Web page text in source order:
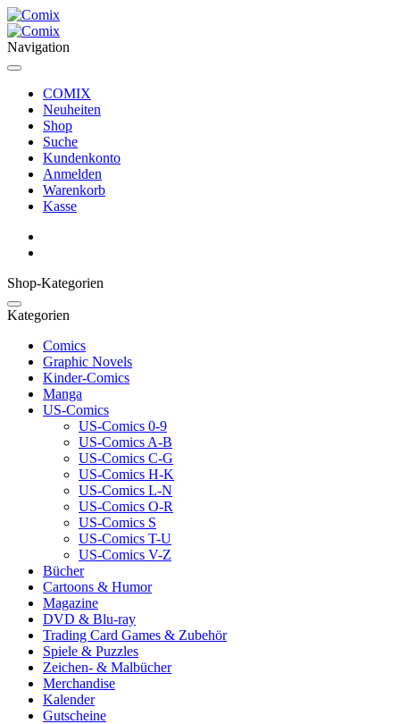
Navigation
COMIX
Neuheiten
Shop
Suche
Kundenkonto
Anmelden
Warenkorb
Kasse
Shop-Kategorien
Kategorien
Comics
Graphic Novels
Kinder-Comics
Manga
US-Comics
US-Comics 0-9
US-Comics A-B
US-Comics C-G
US-Comics H-K
US-Comics L-N
US-Comics O-R
US-Comics S
US-Comics T-U
US-Comics V-Z
Bücher
Cartoons & Humor
Magazine
DVD & Blu-ray
Trading Card Games & Zubehör
Spiele & Puzzles
Zeichen- & Malbücher
Merchandise
Kalender
Gutscheine